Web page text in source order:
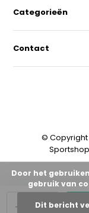
+
-
Categorieën
Contact
© Copyright
Door het
gebruik van
Dit bericht